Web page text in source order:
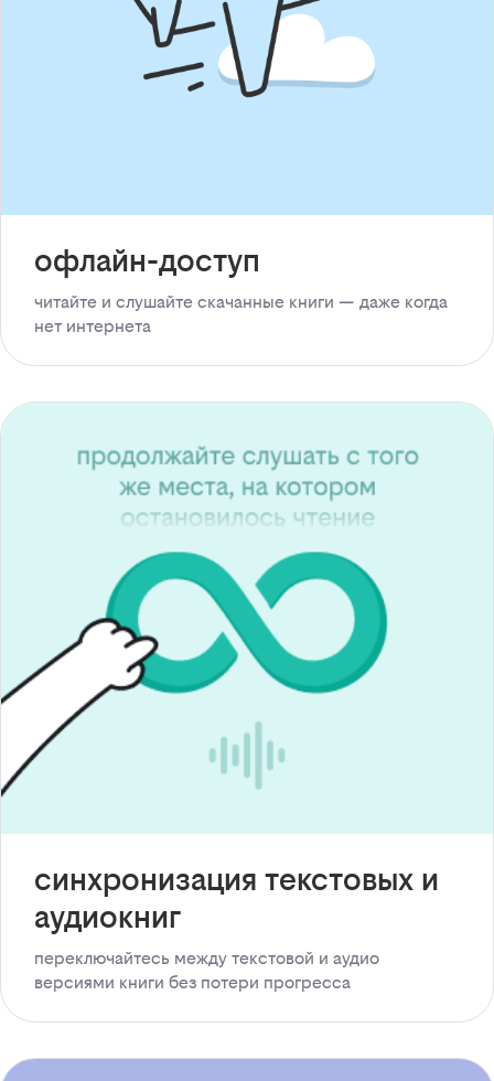
офлайн-доступ
читайте и слушайте скачанные книги — даже когда
нет интернета
синхронизация текстовых и
аудиокниг
переключайтесь между текстовой и аудио
версиями книги без потери прогресса